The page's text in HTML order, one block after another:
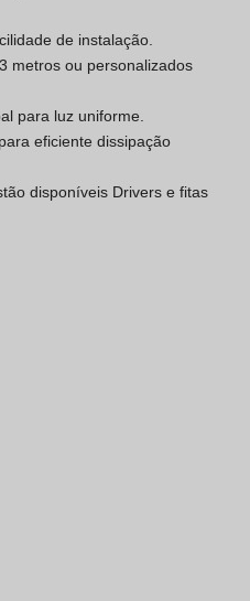
9001de instalação.
metros ou personalizados
para luz uniforme.
eficiente dissipação
disponíveis Drivers e fitas